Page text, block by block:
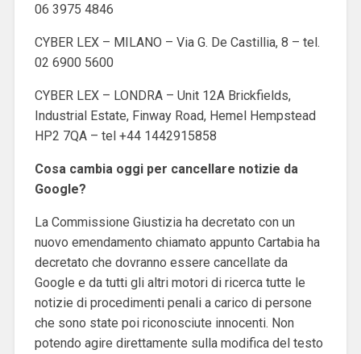
06 3975 4846
CYBER LEX – MILANO – Via G. De Castillia, 8 – tel.
02 6900 5600
CYBER LEX – LONDRA – Unit 12A Brickfields,
Industrial Estate, Finway Road, Hemel Hempstead
HP2 7QA – tel +44 1442915858
Cosa cambia oggi per cancellare notizie da
Google?
La Commissione Giustizia ha decretato con un
nuovo emendamento chiamato appunto Cartabia ha
decretato che dovranno essere cancellate da
Google e da tutti gli altri motori di ricerca tutte le
notizie di procedimenti penali a carico di persone
che sono state poi riconosciute innocenti. Non
potendo agire direttamente sulla modifica del testo